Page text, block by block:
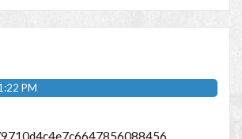
PM